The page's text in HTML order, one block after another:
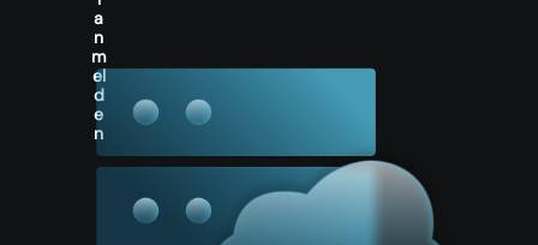
a
n
m
el
d
e
n